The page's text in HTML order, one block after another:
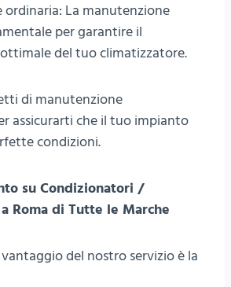
La manutenzione
per garantire il
del tuo climatizzatore.
di manutenzione
assicurarti che il tuo impianto
condizioni.
su Condizionatori /
Roma di Tutte le Marche
del nostro servizio è la